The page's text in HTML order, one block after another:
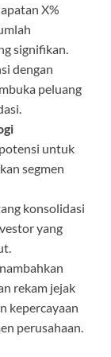
X%
signifikan.
dengan
peluang
untuk
segmen
konsolidasi
yang
rekam jejak
kepercayaan
perusahaan.